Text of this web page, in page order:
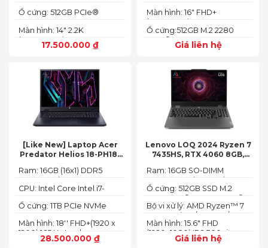
17.500.000 ₫
Màn hình: 14" 2.2K
(2240X1400)
Ổ cứng: 512GB PCIe®
Giá liên hệ
Ổ cứng:512GB M.2 2280
PCIe® 4.0 x4 SSD
Màn hình: 16" FHD+
(1920x1200) IPS
[Like New] Laptop Acer
Predator Helios 18-PH18-
13700HX, RTX 4060 8GB,
165HZ)
28.500.000 ₫
Màn hình: 18'' FHD+(1920 x
1200) 165 Hz In-plane
Switching (IPS)
Ổ cứng: 1TB PCIe NVMe
CPU: Intel Core Intel i7-
GHz 30MB
Ram: 16GB (16x1) DDR5
4800MHz (2x SO-DIMM
socket, up to 32GB
SDRAM)
Lenovo LOQ 2024 Ryzen 7
7435HS, RTX 4060 8GB,
144Hz, 100% sRGB
Giá liên hệ
Màn hình: 15.6" FHD
(1920x1080) IPS 300nits
Anti-glare, 100% sRGB,
Bộ vi xử lý: AMD Ryzen™ 7
74355HS (8C / 16T, 3.8 /
5.1GHz, 8MB L2 / 16MB L3)
Ổ cứng: 512GB SSD M.2
2242 PCIe® 4.0x4 NVMe®
(2 slots nvme)
Ram: 16GB SO-DIMM
DDR5-5600 (max 64)